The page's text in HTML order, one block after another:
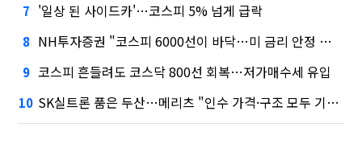
7 '일상 된 사이드카'…코스피 5% 넘게 급락
8 NH투자증권 "코스피 6000선이 바닥…미 금리 안정 후 추가 회복"
9 코스피 흔들려도 코스닥 800선 회복…저가매수세 유입
10 SK실트론 품은 두산…메리츠 "인수 가격·구조 모두 기대 이상"